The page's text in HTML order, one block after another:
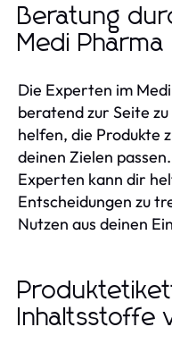
Beratung
Medi Pharma
Die Experten im
beratend zur Seite
helfen, die Produkte
deinen Zielen
Experten kann dir
Entscheidungen zu
Nutzen aus deinen
Inhaltsstoffe